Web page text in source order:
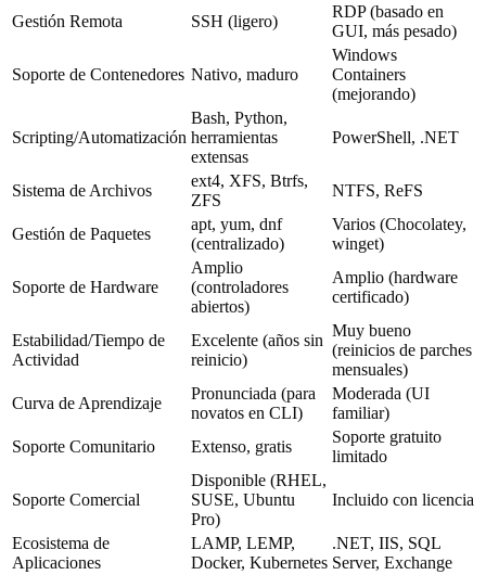
Gestión Remota SSH (ligero)
RDP (basado en
GUI, más pesado)
Soporte de Contenedores Nativo, maduro
Windows
Containers
(mejorando)
Scripting/Automatización
Bash, Python,
herramientas
extensas
PowerShell, .NET
Sistema de Archivos
ext4, XFS, Btrfs,
ZFS
NTFS, ReFS
Gestión de Paquetes
apt, yum, dnf
(centralizado)
Varios (Chocolatey,
winget)
Soporte de Hardware
Amplio
(controladores
abiertos)
Amplio (hardware
certificado)
Estabilidad/Tiempo de
Actividad
Excelente (años sin
reinicio)
Muy bueno
(reinicios de parches
mensuales)
Curva de Aprendizaje
Pronunciada (para
novatos en CLI)
Moderada (UI
familiar)
Soporte Comunitario
Extenso, gratis
Soporte gratuito
limitado
Soporte Comercial
Disponible (RHEL,
SUSE, Ubuntu
Pro)
Incluido con licencia
Ecosistema de
Aplicaciones
LAMP, LEMP,
Docker, Kubernetes
.NET, IIS, SQL
Server, Exchange